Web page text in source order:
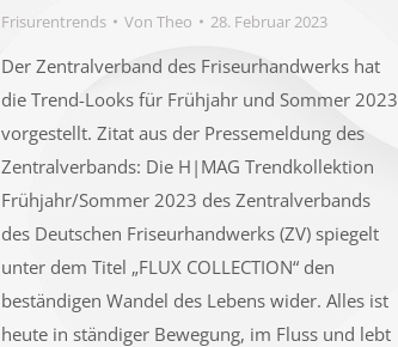
Frisurentrends Von Theo 28. Februar 2023
Der Zentralverband des Friseurhandwerks hat
die Trend-Looks für Frühjahr und Sommer 2023
vorgestellt. Zitat aus der Pressemeldung des
Zentralverbands: Die H|MAG Trendkollektion
Frühjahr/Sommer 2023 des Zentralverbands
des Deutschen Friseurhandwerks (ZV) spiegelt
unter dem Titel „FLUX COLLECTION“ den
beständigen Wandel des Lebens wider. Alles ist
heute in ständiger Bewegung, im Fluss und lebt